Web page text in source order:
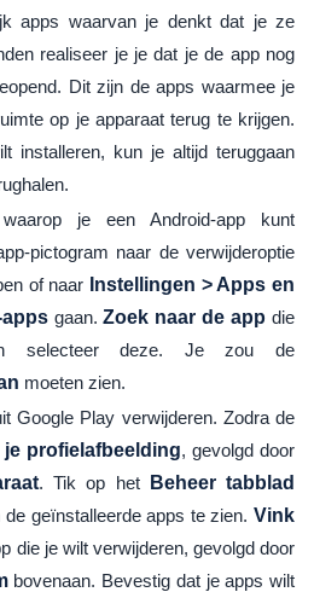
apps waarvan je denkt dat je ze
realiseer je je dat je de app nog
Dit zijn de apps waarmee je
op je apparaat terug te krijgen.
installeren, kun je altijd teruggaan
je een Android-app kunt
pictogram naar de verwijderoptie
of naar Instellingen > Apps en
gaan.Zoek naar de app die
selecteer deze. Je zou de
moeten zien.
Google Play verwijderen. Zodra de
profielafbeelding, gevolgd door
. Tik op het
Beheer tabblad
geïnstalleerde apps te zien. Vink
die je wilt verwijderen, gevolgd door
bovenaan. Bevestig dat je apps wilt